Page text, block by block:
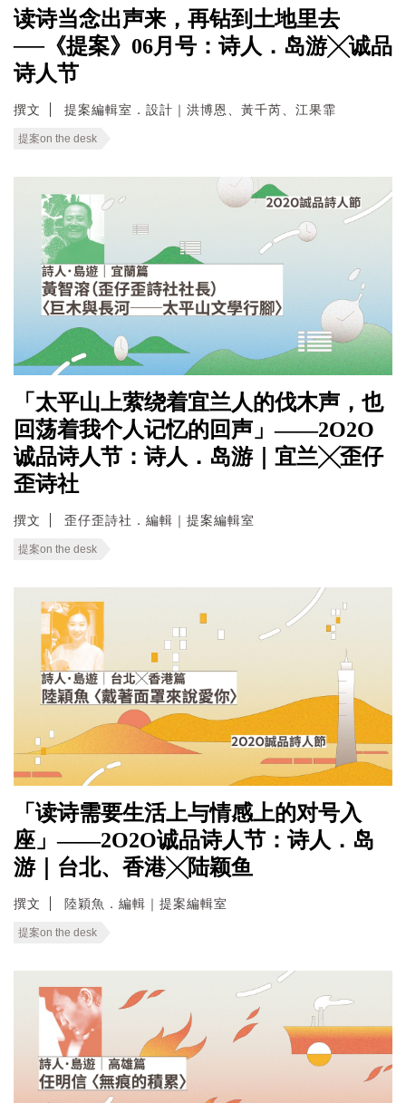
读诗当念出声来，再钻到土地里去
──《提案》06月号：诗人．岛游╳诚品
诗人节
撰文 提案編輯室．設計｜洪博恩、黃千芮、江果霏
提案on the desk
「太平山上萦绕着宜兰人的伐木声，也
回荡着我个人记忆的回声」——2O2O
诚品诗人节：诗人．岛游｜宜兰╳歪仔
歪诗社
撰文 歪仔歪詩社．編輯｜提案編輯室
提案on the desk
「读诗需要生活上与情感上的对号入
座」——2O2O诚品诗人节：诗人．岛
游｜台北、香港╳陆颖鱼
撰文 陸穎魚．編輯｜提案編輯室
提案on the desk